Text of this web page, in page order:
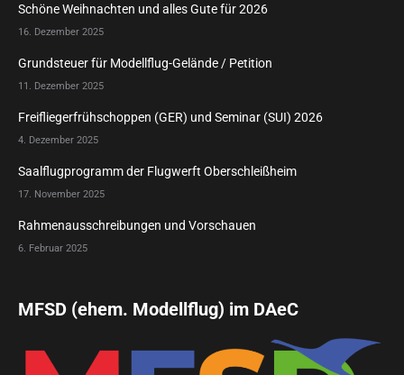
Schöne Weihnachten und alles Gute für 2026
16. Dezember 2025
Grundsteuer für Modellflug-Gelände / Petition
11. Dezember 2025
Freifliegerfrühschoppen (GER) und Seminar (SUI) 2026
4. Dezember 2025
Saalflugprogramm der Flugwerft Oberschleißheim
17. November 2025
Rahmenausschreibungen und Vorschauen
6. Februar 2025
MFSD (ehem. Modellflug) im DAeC